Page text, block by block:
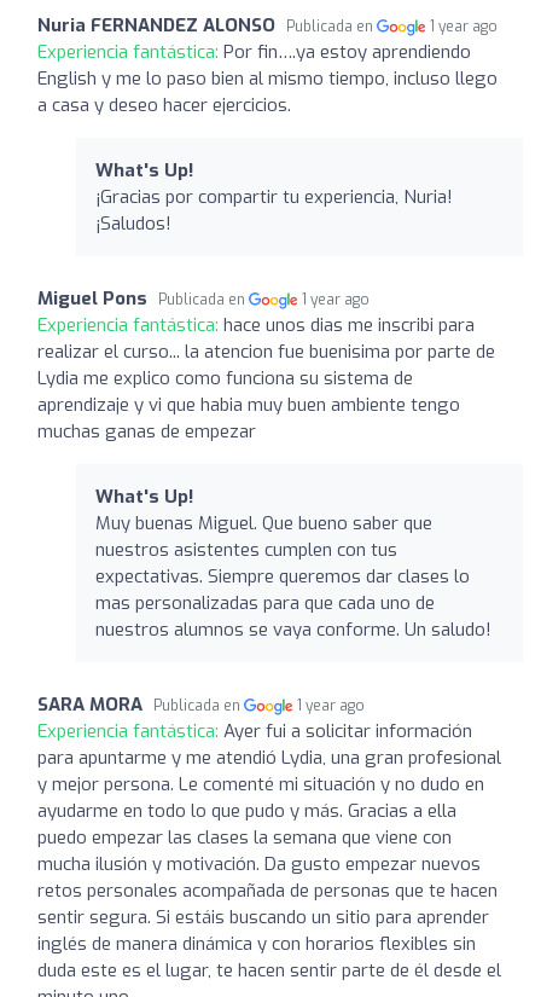
Nuria FERNANDEZ ALONSO Publicada en 1 year ago
Experiencia fantástica: Por fin….ya estoy aprendiendo
English y me lo paso bien al mismo tiempo, incluso llego
a casa y deseo hacer ejercicios.
What's Up!
¡Gracias por compartir tu experiencia, Nuria!
¡Saludos!
Miguel Pons Publicada en 1 year ago
Experiencia fantástica: hace unos dias me inscribi para
realizar el curso... la atencion fue buenisima por parte de
Lydia me explico como funciona su sistema de
aprendizaje y vi que habia muy buen ambiente tengo
muchas ganas de empezar
What's Up!
Muy buenas Miguel. Que bueno saber que
nuestros asistentes cumplen con tus
expectativas. Siempre queremos dar clases lo
mas personalizadas para que cada uno de
nuestros alumnos se vaya conforme. Un saludo!
SARA MORA Publicada en 1 year ago
Experiencia fantástica: Ayer fui a solicitar información
para apuntarme y me atendió Lydia, una gran profesional
y mejor persona. Le comenté mi situación y no dudo en
ayudarme en todo lo que pudo y más. Gracias a ella
puedo empezar las clases la semana que viene con
mucha ilusión y motivación. Da gusto empezar nuevos
retos personales acompañada de personas que te hacen
sentir segura. Si estáis buscando un sitio para aprender
inglés de manera dinámica y con horarios flexibles sin
duda este es el lugar, te hacen sentir parte de él desde el